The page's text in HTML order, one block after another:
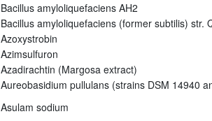
Bacillus amyloliquefaciens AH2
Bacillus amyloliquefaciens (former subtilis) str.
Azoxystrobin
Azimsulfuron
Azadirachtin (Margosa extract)
Aureobasidium pullulans (strains DSM 14940
Asulam sodium